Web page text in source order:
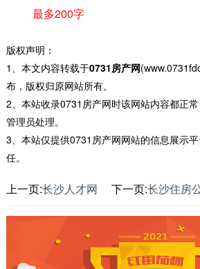
最多200字
版权声明：
1、本文内容转载于0731房产网
布，版权归原网站所有。
2、本站收录0731房产网时该网站内容都正
管理员处理。
3、本站仅提供0731房产网网站的信息展示
任。
上一页:长沙人才网 下一页:长沙住房